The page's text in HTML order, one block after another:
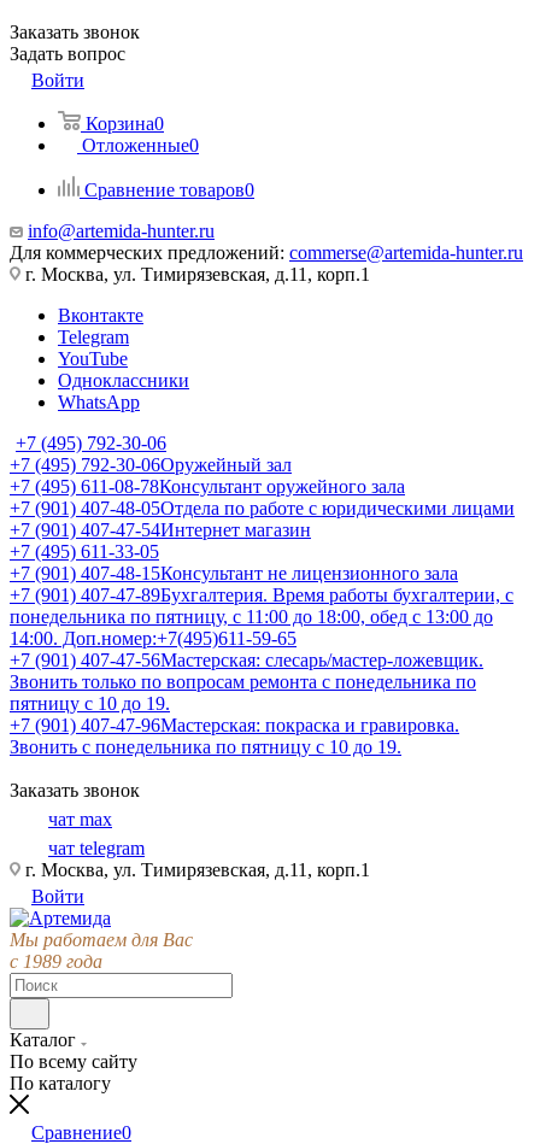
Заказать звонок
Задать вопрос
Войти
Корзина0
Отложенные0
Сравнение товаров0
info@artemida-hunter.ru
Для коммерческих предложений: commerse@artemida-hunter.ru
г. Москва, ул. Тимирязевская, д.11, корп.1
Вконтакте
Telegram
YouTube
Одноклассники
WhatsApp
+7 (495) 792-30-06
+7 (495) 792-30-06Оружейный зал
+7 (495) 611-08-78Консультант оружейного зала
+7 (901) 407-48-05Отдела по работе с юридическими лицами
+7 (901) 407-47-54Интернет магазин
+7 (495) 611-33-05
+7 (901) 407-48-15Консультант не лицензионного зала
+7 (901) 407-47-89Бухгалтерия. Время работы бухгалтерии, с
понедельника по пятницу, с 11:00 до 18:00, обед с 13:00 до
14:00. Доп.номер:+7(495)611-59-65
+7 (901) 407-47-56Мастерская: слесарь/мастер-ложевщик.
Звонить только по вопросам ремонта с понедельника по
пятницу с 10 до 19.
+7 (901) 407-47-96Мастерская: покраска и гравировка.
Звонить с понедельника по пятницу с 10 до 19.
Заказать звонок
чат max
чат telegram
г. Москва, ул. Тимирязевская, д.11, корп.1
Войти
Мы работаем для Вас
с 1989 года
Каталог
По всему сайту
По каталогу
Сравнение0